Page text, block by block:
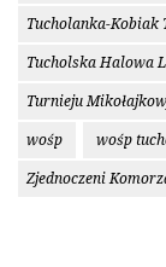
Tucholanka-Kobiak
Tucholska Halowa
Turnieju
wośp
wośp
Zjednoczeni